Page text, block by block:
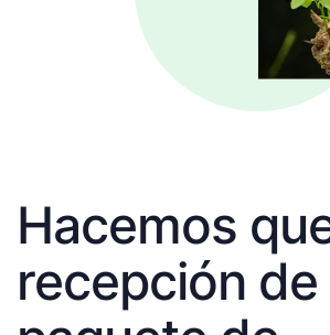
Hacemos
recepción de